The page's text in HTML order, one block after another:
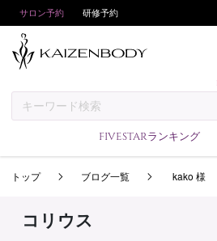
サロン予約 研修予約
FIVESTARランキング
予約方法
サロンランキ
トップ ブログ一覧 kako 様
コリウス